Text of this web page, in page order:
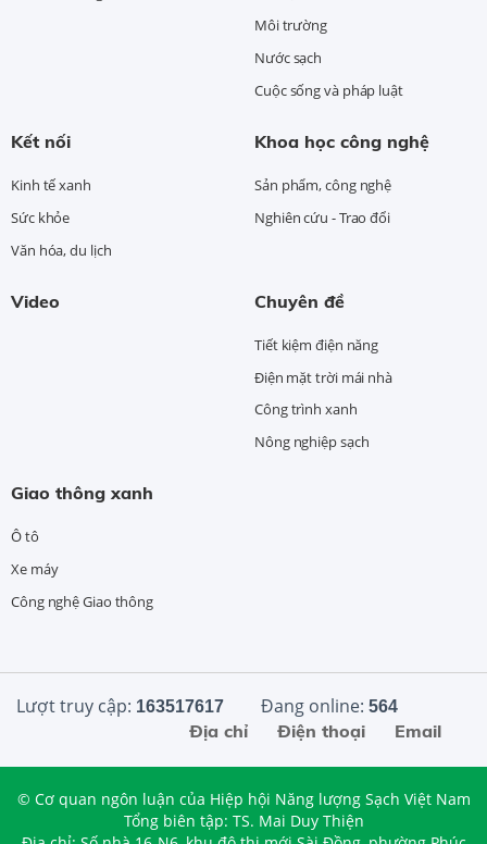
Môi trường
Nước sạch
Cuộc sống và pháp luật
Kết nối
Kinh tế xanh
Sức khỏe
Văn hóa, du lịch
Khoa học công nghệ
Sản phẩm, công nghệ
Nghiên cứu - Trao đổi
Video Chuyên đề
Tiết kiệm điện năng
Điện mặt trời mái nhà
Công trình xanh
Nông nghiệp sạch
Giao thông xanh
Ô tô
Xe máy
Công nghệ Giao thông
Lượt truy cập: 163517617 Đang online: 564
Email
Điện thoại
Địa chỉ
© Cơ quan ngôn luận của Hiệp hội Năng lượng Sạch Việt Nam
Tổng biên tập: TS. Mai Duy Thiện